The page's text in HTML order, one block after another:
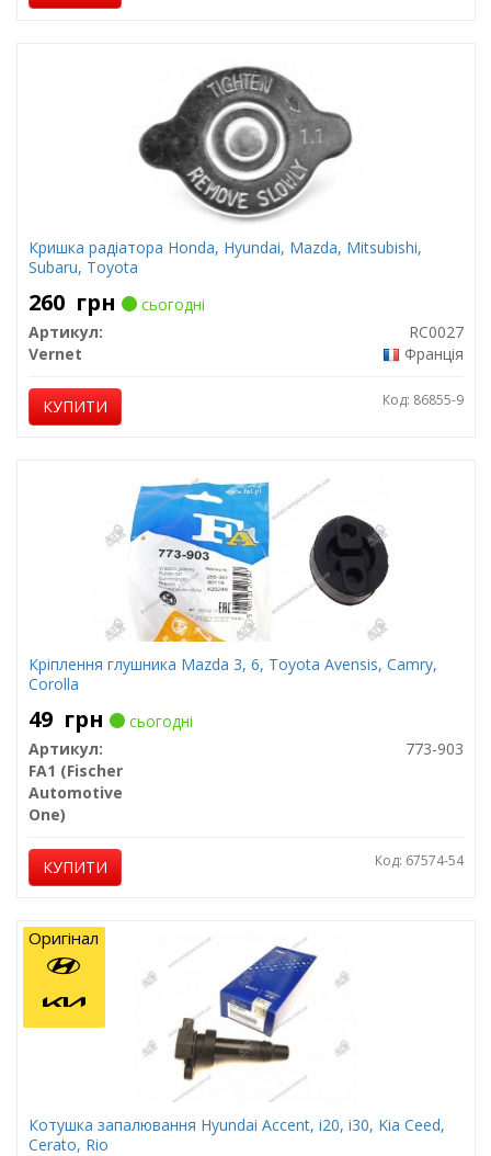
Кришка радіатора Honda, Hyundai, Mazda, Mitsubishi,
Subaru, Toyota
260 грн
сьогодні
Артикул:
RC0027
Vernet
Франція
КУПИТИ Код: 86855-9
Кріплення глушника Mazda 3, 6, Toyota Avensis, Camry,
Corolla
49 грн
сьогодні
Артикул:
773-903
FA1 (Fischer
Automotive
One)
КУПИТИ Код: 67574-54
Котушка запалювання Hyundai Accent, i20, i30, Kia Ceed,
Cerato, Rio
Оригінал